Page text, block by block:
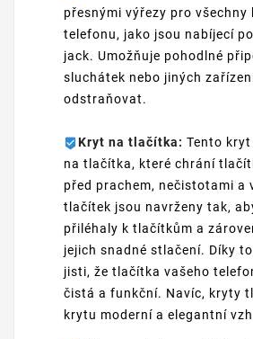
přesnými výřezy pro všechny
telefonu, jako jsou nabíjecí
jack. Umožňuje pohodlné
sluchátek nebo jiných
odstraňovat.
Kryt na tlačítka: Tento
na tlačítka, které chrání
před prachem, nečistotami a
tlačítek jsou navrženy tak,
přiléhaly k tlačítkům a
jejich snadné stlačení. Díky
jisti, že tlačítka vašeho
čistá a funkční. Navíc, kryty
krytu moderní a elegantní